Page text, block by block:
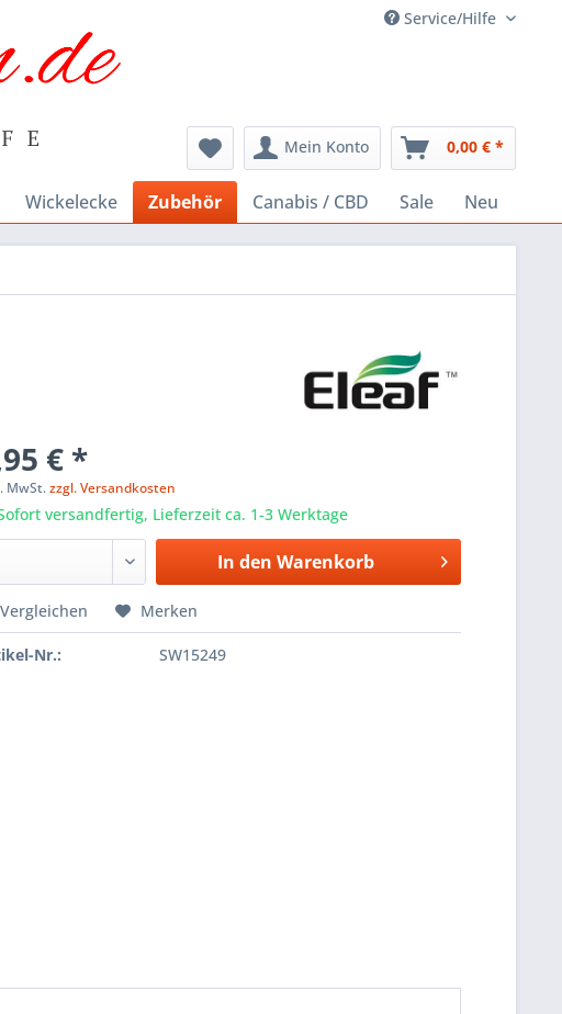
Service/Hilfe
Mein Konto 0,00 € *
Wickelecke Zubehör Canabis / CBD Sale Neu
€ *
MwSt.zzgl. Versandkosten
versandfertig, Lieferzeit ca. 1-3 Werktage
In den Warenkorb
Vergleichen Merken
Nr.: SW15249